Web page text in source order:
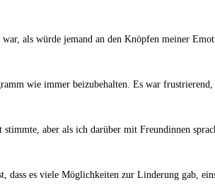
‌als ⁢würde jemand an den Knöpfen meiner
wie immer beizubehalten. Es war
aber als ich darüber mit Freundinnen
dass es viele Möglichkeiten zur Linderung gab,